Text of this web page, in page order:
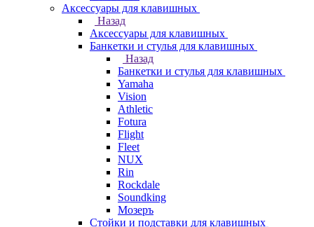
Аксессуары для клавишных
Назад
Аксессуары для клавишных
Банкетки и стулья для клавишных
Назад
Банкетки и стулья для клавишных
Yamaha
Vision
Athletic
Fotura
Flight
Fleet
NUX
Rin
Rockdale
Soundking
Мозеръ
Стойки и подставки для клавишных